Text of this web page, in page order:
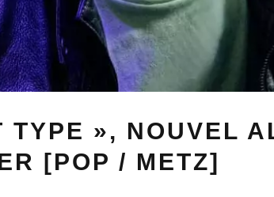
TYPE », NOUVEL
[POP / METZ]